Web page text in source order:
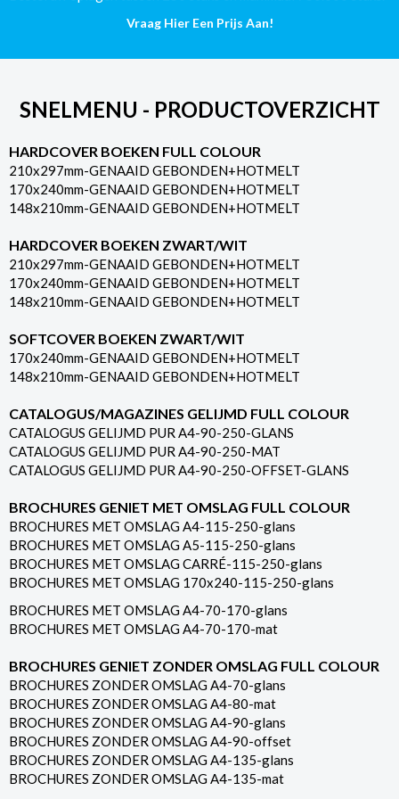
Vraag Hier Een Prijs Aan!
SNELMENU - PRODUCTOVERZICHT
HARDCOVER BOEKEN FULL COLOUR
210x297mm-GENAAID GEBONDEN+HOTMELT
170x240mm-GENAAID GEBONDEN+HOTMELT
148x210mm-GENAAID GEBONDEN+HOTMELT
HARDCOVER BOEKEN ZWART/WIT
210x297mm-GENAAID GEBONDEN+HOTMELT
170x240mm-GENAAID GEBONDEN+HOTMELT
148x210mm-GENAAID GEBONDEN+HOTMELT
SOFTCOVER BOEKEN ZWART/WIT
170x240mm-GENAAID GEBONDEN+HOTMELT
148x210mm-GENAAID GEBONDEN+HOTMELT
CATALOGUS/MAGAZINES GELIJMD FULL COLOUR
CATALOGUS GELIJMD PUR A4-90-250-GLANS
CATALOGUS GELIJMD PUR A4-90-250-MAT
CATALOGUS GELIJMD PUR A4-90-250-OFFSET-GLANS
BROCHURES GENIET MET OMSLAG FULL COLOUR
BROCHURES MET OMSLAG A4-115-250-glans
BROCHURES MET OMSLAG A5-115-250-glans
BROCHURES MET OMSLAG CARRÉ-115-250-glans
BROCHURES MET OMSLAG 170x240-115-250-glans
BROCHURES MET OMSLAG A4-70-170-glans
BROCHURES MET OMSLAG A4-70-170-mat
BROCHURES GENIET ZONDER OMSLAG FULL COLOUR
BROCHURES ZONDER OMSLAG A4-70-glans
BROCHURES ZONDER OMSLAG A4-80-mat
BROCHURES ZONDER OMSLAG A4-90-glans
BROCHURES ZONDER OMSLAG A4-90-offset
BROCHURES ZONDER OMSLAG A4-135-glans
BROCHURES ZONDER OMSLAG A4-135-mat